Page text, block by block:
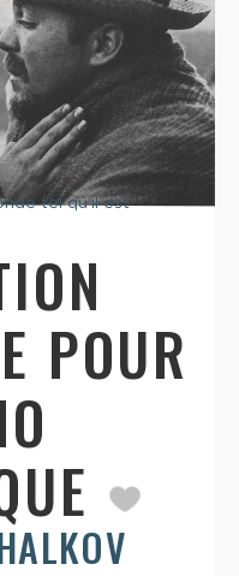
tel qu'il est
POUR